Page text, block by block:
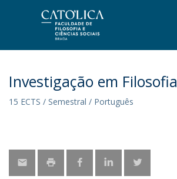
Investigação em Filosofia
15 ECTS / Semestral / Português